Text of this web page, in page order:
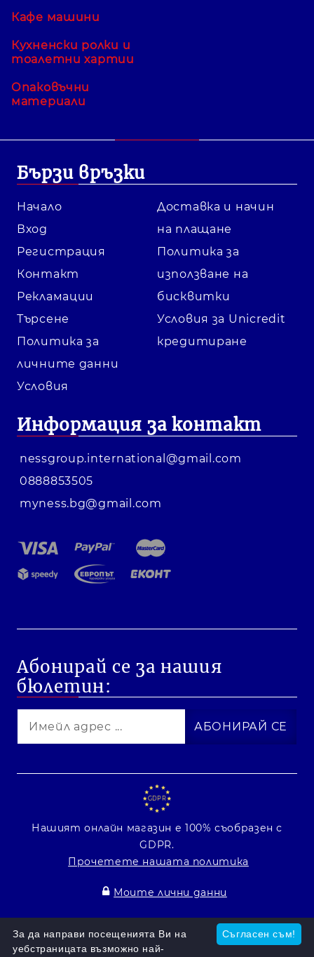
Кафе машини
Кухненски ролки и
тоалетни хартии
Опаковъчни
материали
Бързи връзки
Начало
Вход
Регистрация
Контакт
Рекламации
Търсене
Политика за
личните данни
Условия
Доставка и начин
на плащане
Политика за
използване на
бисквитки
Условия за Unicredit
кредитиране
Информация за контакт
nessgroup.international@gmail.com
0888853505
myness.bg@gmail.com
Абонирай се за нашия
бюлетин:
GDPR
Нашият онлайн магазин е 100% съобразен с
GDPR.
Прочетете нашата политика
Моите лични данни
Онлайн магазин от SELITON
Съгласен съм!
За да направи посещенията Ви на
уебстраницата възможно най-